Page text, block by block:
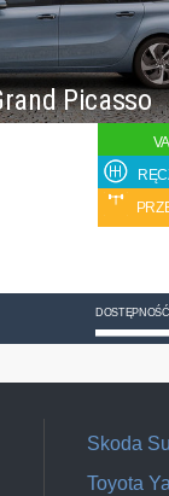
Picasso
DOSTĘPNOŚĆ
Skoda
Toyota